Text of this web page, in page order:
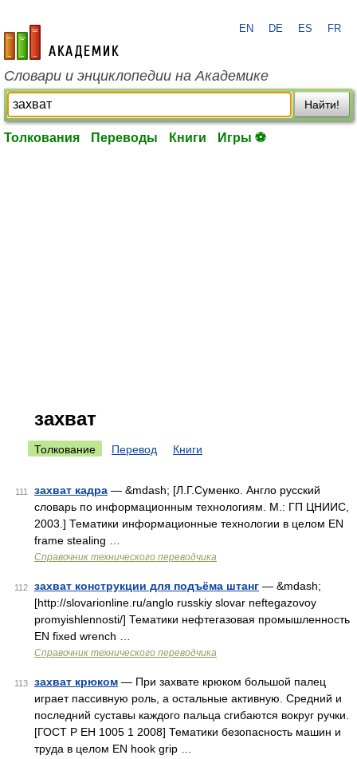
academic.ru
EN DE ES FR
Словари и энциклопедии на Академике
Найти!
Толкования Переводы Книги Игры ⚽
захват
Толкование Перевод Книги
111 захват кадра — &mdash; [Л.Г.Суменко. Англо русский
словарь по информационным технологиям. М.: ГП ЦНИИС,
2003.] Тематики информационные технологии в целом EN
frame stealing …
Справочник технического переводчика
112 захват конструкции для подъёма штанг — &mdash;
[http://slovarionline.ru/anglo russkiy slovar neftegazovoy
promyishlennosti/] Тематики нефтегазовая промышленность
EN fixed wrench …
Справочник технического переводчика
113 захват крюком — При захвате крюком большой палец
играет пассивную роль, а остальные активную. Средний и
последний суставы каждого пальца сгибаются вокруг ручки.
[ГОСТ Р ЕН 1005 1 2008] Тематики безопасность машин и
труда в целом EN hook grip …